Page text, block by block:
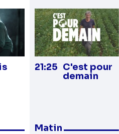
21:25 C'est pour
demain
Matin